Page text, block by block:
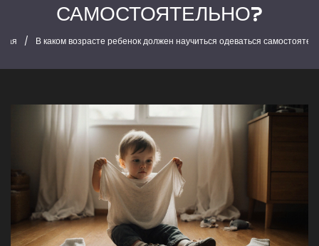
САМОСТОЯТЕЛЬНО?
В каком возрасте ребенок должен научиться одеваться